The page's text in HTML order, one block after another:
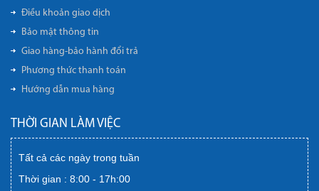
Điều khoản giao dịch
Bảo mật thông tin
Giao hàng-bảo hành đổi trả
Phương thức thanh toán
Hướng dẫn mua hàng
THỜI GIAN LÀM VIỆC
Tất cả các ngày trong tuần
Thời gian : 8:00 - 17h:00